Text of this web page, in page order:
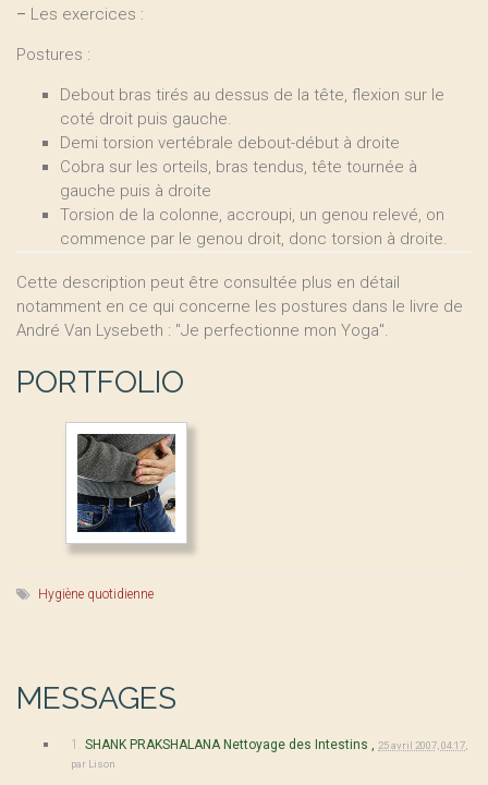
– Les exercices :
Postures :
Debout bras tirés au dessus de la tête, flexion sur le
coté droit puis gauche.
Demi torsion vertébrale debout-début à droite
Cobra sur les orteils, bras tendus, tête tournée à
gauche puis à droite
Torsion de la colonne, accroupi, un genou relevé, on
commence par le genou droit, donc torsion à droite.
Cette description peut être consultée plus en détail
notamment en ce qui concerne les postures dans le livre de
André Van Lysebeth : "Je perfectionne mon Yoga".
PORTFOLIO
Hygiène quotidienne
MESSAGES
1. SHANK PRAKSHALANA Nettoyage des Intestins , 25 avril 2007, 04:17
par Lison